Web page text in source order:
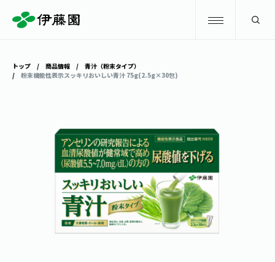
商品情報トップ
お〜いお茶
健康ミネラルむぎ茶
キャンペーン
お茶を知る・楽しむ
お茶を知る・楽しむ
体験・イベント
トップ 商品情報
青汁（粉末タイプ）
粉末機能性表示スッキリおいしい青汁 75g(2.5g×30包)